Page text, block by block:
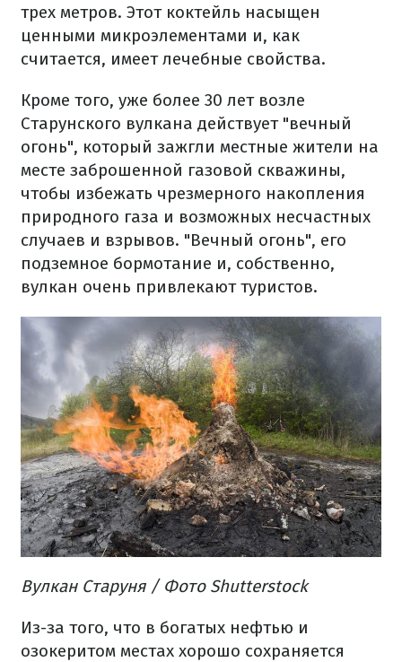
трех метров. Этот коктейль насыщен
ценными микроэлементами и, как
считается, имеет лечебные свойства.
Кроме того, уже более 30 лет возле
Старунского вулкана действует "вечный
огонь", который зажгли местные жители на
месте заброшенной газовой скважины,
чтобы избежать чрезмерного накопления
природного газа и возможных несчастных
случаев и взрывов. "Вечный огонь", его
подземное бормотание и, собственно,
вулкан очень привлекают туристов.
Вулкан Старуня / Фото Shutterstock
Из-за того, что в богатых нефтью и
озокеритом местах хорошо сохраняется